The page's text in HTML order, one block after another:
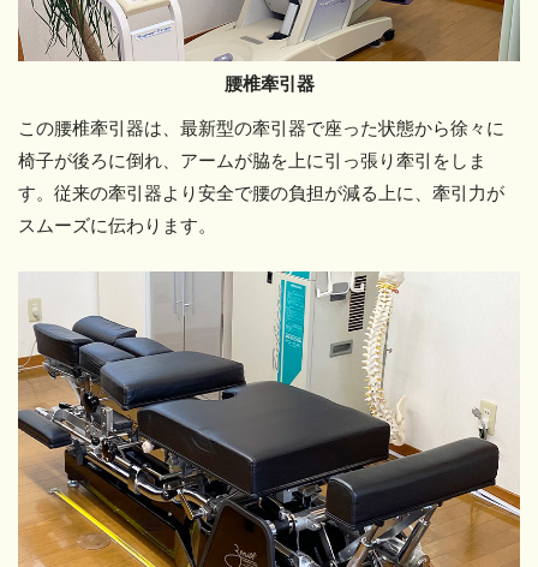
腰椎牽引器
この腰椎牽引器は、最新型の牽引器で座った状態から徐々に
椅子が後ろに倒れ、アームが脇を上に引っ張り牽引をしま
す。従来の牽引器より安全で腰の負担が減る上に、牽引力が
スムーズに伝わります。